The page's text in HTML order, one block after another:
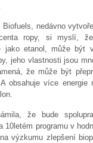
Biofuels, nedávno
ropy, si myslí,
jako etanol, může být
jeho vlastnosti jsou
že může být
obsahuje více
že bude
10letém programu v
výzkumu zlepšení